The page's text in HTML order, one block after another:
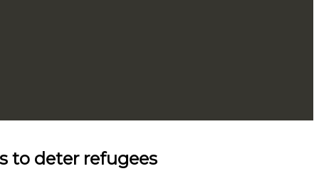
to deter refugees